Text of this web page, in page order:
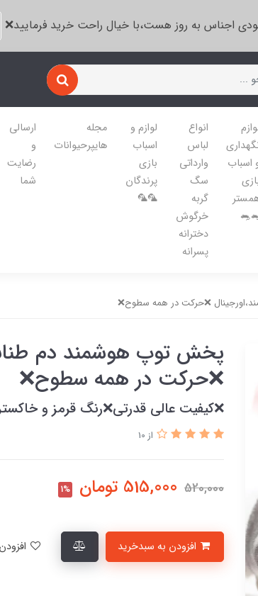
اجناس به روز هست،با خیال راحت خرید فرمایید❌
اسباب
انواع
لباس
وارداتی
سگ
گربه
خرگوش
دخترانه
پسرانه
لوازم و
اسباب
بازی
پرندگان
🦜🦜
مجله
هایپرحیوانات
ارسالی
و
رضایت
شما
❌حرکت در همه سطوح❌
پخش توپ هوشمند دم
❌حرکت در همه سطوح❌
❌کیفیت عالی قدرتی❌رنگ قرمز و
از 10
520,000
515,000 تومان 1%